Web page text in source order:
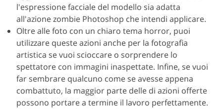
l'espressione facciale del modello sia adatta
all'azione zombie Photoshop che intendi applicare.
Oltre alle foto con un chiaro tema horror, puoi
utilizzare queste azioni anche per la fotografia
artistica se vuoi scioccare o sorprendere lo
spettatore con immagini inaspettate. Infine, se vuoi
far sembrare qualcuno come se avesse appena
combattuto, la maggior parte delle di azioni offerte
possono portare a termine il lavoro perfettamente.